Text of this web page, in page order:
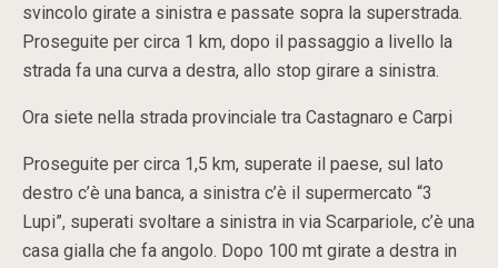
svincolo girate a sinistra e passate sopra la superstrada.
Proseguite per circa 1 km, dopo il passaggio a livello la
strada fa una curva a destra, allo stop girare a sinistra.
Ora siete nella strada provinciale tra Castagnaro e Carpi
Proseguite per circa 1,5 km, superate il paese, sul lato
destro c’è una banca, a sinistra c’è il supermercato “3
Lupi”, superati svoltare a sinistra in via Scarpariole, c’è una
casa gialla che fa angolo. Dopo 100 mt girate a destra in